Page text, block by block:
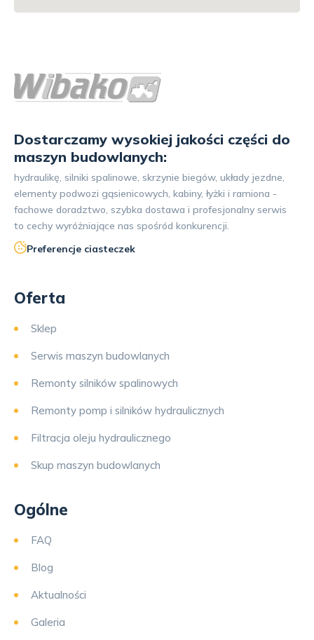
Dostarczamy wysokiej jakości części do
maszyn budowlanych:
hydraulikę, silniki spalinowe, skrzynie biegów, układy jezdne,
elementy podwozi gąsienicowych, kabiny, łyżki i ramiona -
fachowe doradztwo, szybka dostawa i profesjonalny serwis
to cechy wyróżniające nas spośród konkurencji.
Preferencje ciasteczek
Oferta
Sklep
Serwis maszyn budowlanych
Remonty silników spalinowych
Remonty pomp i silników hydraulicznych
Filtracja oleju hydraulicznego
Skup maszyn budowlanych
Ogólne
FAQ
Blog
Aktualności
Galeria